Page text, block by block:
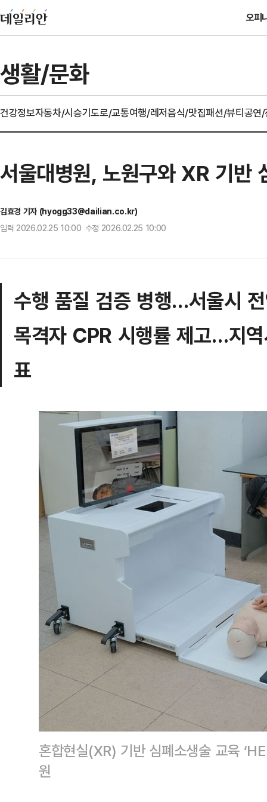
오피
생활/문화
건강정보자동차/시승기도로/교통여행/레저음식/맛집패션/뷰티공연
서울대병원, 노원구와 XR 기반
김효경 기자 (hyogg33@dailian.co.kr)
입력 2026.02.25 10:00 수정 2026.02.25 10:00
수행 품질 검증 병행…서울시
목격자 CPR 시행률 제고…지
표
혼합현실(XR) 기반 심폐소생술 교육
원